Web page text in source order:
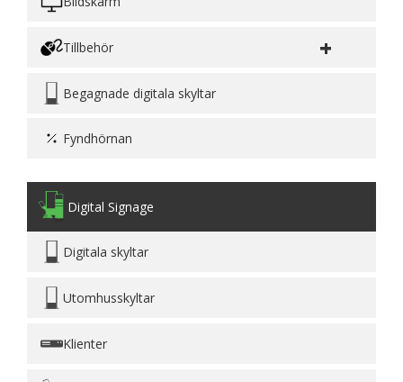
Tillbehör +
Begagnade digitala skyltar
Fyndhörnan
Digital Signage
Digitala skyltar
Utomhusskyltar
Klienter